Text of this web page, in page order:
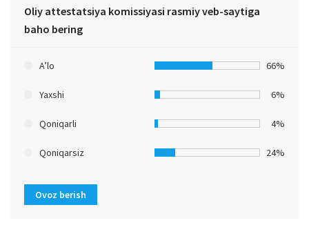
Oliy attestatsiya komissiyasi rasmiy veb-saytiga
baho bering
A’lo 66%
Yaxshi 6%
Qoniqarli 4%
Qoniqarsiz 24%
Ovoz berish